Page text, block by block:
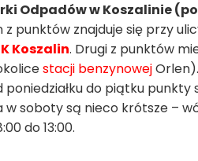
Odpadów w Koszalinie
punktów znajduje się przy
Koszalin. Drugi z punktów
stacji benzynowej
poniedziałku do piątku
w soboty są nieco krótsze –
do 13:00.